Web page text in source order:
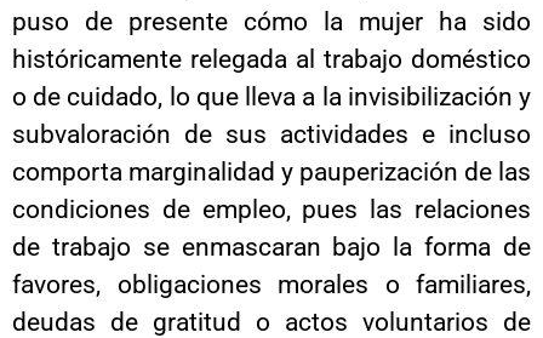
puso de presente cómo la mujer ha sido
históricamente relegada al trabajo doméstico
o de cuidado, lo que lleva a la invisibilización y
subvaloración de sus actividades e incluso
comporta marginalidad y pauperización de las
condiciones de empleo, pues las relaciones
de trabajo se enmascaran bajo la forma de
favores, obligaciones morales o familiares,
deudas de gratitud o actos voluntarios de